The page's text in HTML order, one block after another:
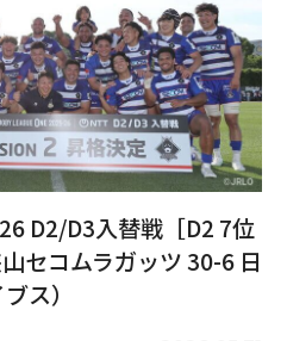
D2/D3入替戦［D2 7位
セコムラガッツ 30-6 日
ス）